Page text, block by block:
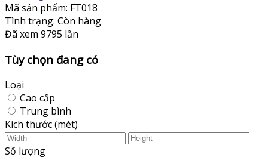
Mã sản phẩm: FT018
Tình trạng: Còn hàng
Đã xem 9795 lần
Tùy chọn đang có
Loại
Cao cấp
Trung bình
Kích thước (mét)
Số lượng